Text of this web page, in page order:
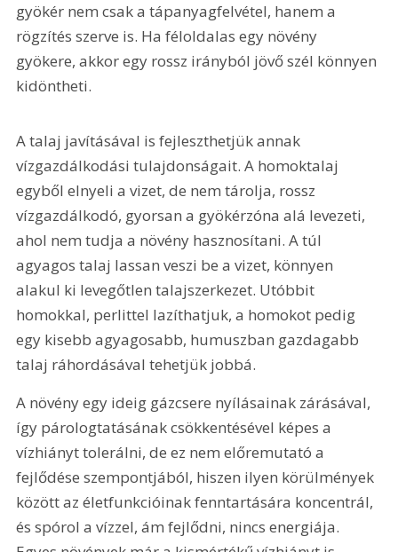
gyökér nem csak a tápanyagfelvétel, hanem a
rögzítés szerve is. Ha féloldalas egy növény
gyökere, akkor egy rossz irányból jövő szél könnyen
kidöntheti.
A talaj javításával is fejleszthetjük annak
vízgazdálkodási tulajdonságait. A homoktalaj
egyből elnyeli a vizet, de nem tárolja, rossz
vízgazdálkodó, gyorsan a gyökérzóna alá levezeti,
ahol nem tudja a növény hasznosítani. A túl
agyagos talaj lassan veszi be a vizet, könnyen
alakul ki levegőtlen talajszerkezet. Utóbbit
homokkal, perlittel lazíthatjuk, a homokot pedig
egy kisebb agyagosabb, humuszban gazdagabb
talaj ráhordásával tehetjük jobbá.
A növény egy ideig gázcsere nyílásainak zárásával,
így párologtatásának csökkentésével képes a
vízhiányt tolerálni, de ez nem előremutató a
fejlődése szempontjából, hiszen ilyen körülmények
között az életfunkcióinak fenntartására koncentrál,
és spórol a vízzel, ám fejlődni, nincs energiája.